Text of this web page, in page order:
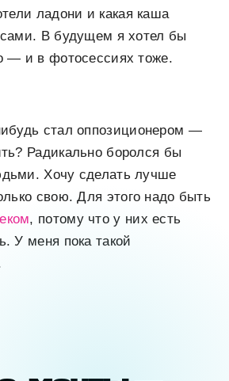
ладони и какая каша
В будущем я хотел бы
— и в фотосессиях тоже.
стал оппозиционером —
Радикально боролся бы
Хочу сделать лучше
свою. Для этого надо быть
, потому что у них есть
У меня пока такой